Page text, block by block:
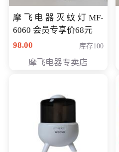
摩飞电器灭蚊灯MF-
6060 会员专享价68元
98.00
库存100
摩飞电器专卖店